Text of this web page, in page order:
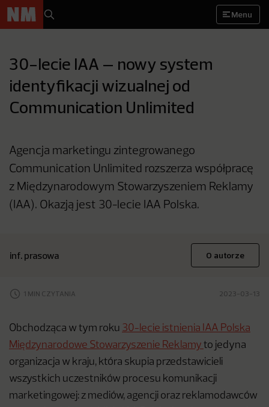
Menu
30-lecie IAA – nowy system
identyfikacji wizualnej od
Communication Unlimited
Agencja marketingu zintegrowanego
Communication Unlimited rozszerza współpracę
z Międzynarodowym Stowarzyszeniem Reklamy
(IAA). Okazją jest 30-lecie IAA Polska.
inf. prasowa O autorze
1 MIN CZYTANIA 2023-03-13
Obchodząca w tym roku 30-lecie istnienia IAA Polska
Międzynarodowe Stowarzyszenie Reklamy to jedyna
organizacja w kraju, która skupia przedstawicieli
wszystkich uczestników procesu komunikacji
marketingowej: z mediów, agencji oraz reklamodawców